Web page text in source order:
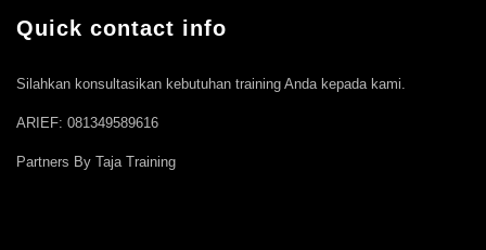
Quick contact info
Silahkan konsultasikan kebutuhan training Anda kepada kami.
ARIEF: 081349589616
Partners By Taja Training